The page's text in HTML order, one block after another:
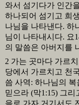
와서 섬기다가 인간
하나되어 섬기고 희
나님을 나타낸다. 하
님이 나타내시다. 요
의 말씀은 아버지를
2 가는 곳마다 가르
당에서 가르치고 천
씀 사역: 하나님의 복
믿으라 (막1:15) 그리
을로 가자 거기서도